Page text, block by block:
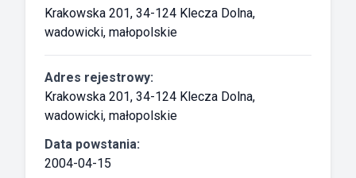
Krakowska 201, 34-124 Klecza Dolna,
wadowicki, małopolskie
Adres rejestrowy:
Krakowska 201, 34-124 Klecza Dolna,
wadowicki, małopolskie
Data powstania:
2004-04-15